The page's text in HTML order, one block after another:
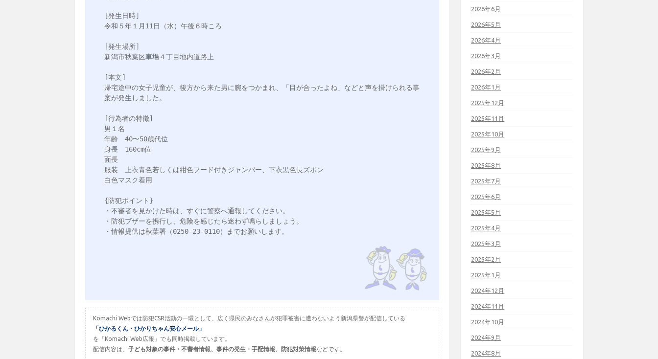
[発生日時]
令和５年１月11日（水）午後６時ころ
[発生場所]
新潟市秋葉区車場４丁目地内道路上
[本文]
帰宅途中の女子児童が、後方から来た男に腕をつかまれ、「目が合ったよね」などと声を掛けられる事
案が発生しました。
[行為者の特徴]
男１名
年齢　40〜50歳代位
身長　160cm位
面長
服装　上衣青色若しくは紺色フード付きジャンパー、下衣黒色長ズボン
白色マスク着用
{防犯ポイント}
・不審者を見かけた時は、すぐに警察へ通報してください。
・防犯ブザーを携行し、危険を感じたら迷わず鳴らしましょう。
・情報提供は秋葉署（0250-23-0110）までお願いします。
Komachi Webでは防犯CSR活動の一環として、広く県民のみなさんが犯罪被害に遭わないよう新潟県警が配信している
「ひかるくん・ひかりちゃん安心メール」
を「Komachi Web広報」でも同時掲載しています。
配信内容は、 子ども対象の事件・不審者情報、事件の発生・手配情報、防犯対策情報などです。
2026年6月
2026年5月
2026年4月
2026年3月
2026年2月
2026年1月
2025年12月
2025年11月
2025年10月
2025年9月
2025年8月
2025年7月
2025年6月
2025年5月
2025年4月
2025年3月
2025年2月
2025年1月
2024年12月
2024年11月
2024年10月
2024年9月
2024年8月